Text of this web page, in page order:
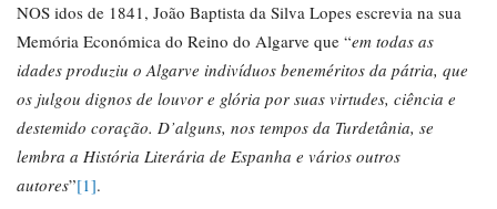
NOS idos de 1841, João Baptista da Silva Lopes escrevia na sua
Memória Económica do Reino do Algarve que “em todas as
idades produziu o Algarve indivíduos beneméritos da pátria, que
os julgou dignos de louvor e glória por suas virtudes, ciência e
destemido coração. D’alguns, nos tempos da Turdetânia, se
lembra a História Literária de Espanha e vários outros
autores”[1].